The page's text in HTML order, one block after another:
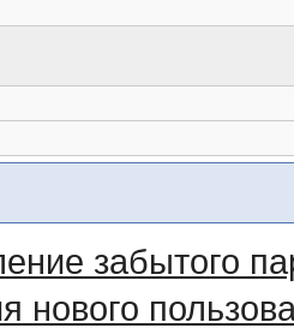
забытого
нового